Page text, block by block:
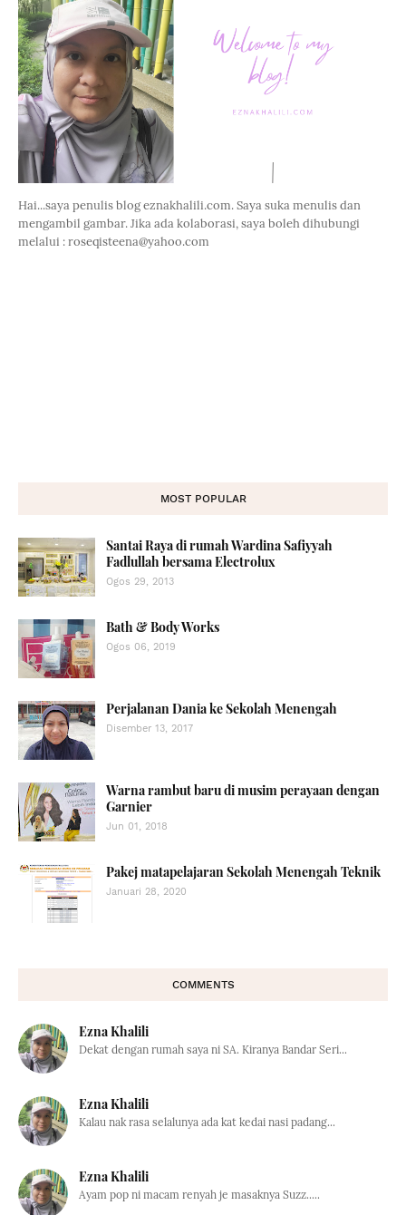
Hai...saya penulis blog eznakhalili.com. Saya suka menulis dan
mengambil gambar. Jika ada kolaborasi, saya boleh dihubungi
melalui : roseqisteena@yahoo.com
MOST POPULAR
Santai Raya di rumah Wardina Safiyyah
Fadlullah bersama Electrolux
Ogos 29, 2013
Bath & Body Works
Ogos 06, 2019
Perjalanan Dania ke Sekolah Menengah
Disember 13, 2017
Warna rambut baru di musim perayaan dengan
Garnier
Jun 01, 2018
Pakej matapelajaran Sekolah Menengah Teknik
Januari 28, 2020
COMMENTS
Ezna Khalili
Dekat dengan rumah saya ni SA. Kiranya Bandar Seri...
Ezna Khalili
Kalau nak rasa selalunya ada kat kedai nasi padang...
Ezna Khalili
Ayam pop ni macam renyah je masaknya Suzz.....